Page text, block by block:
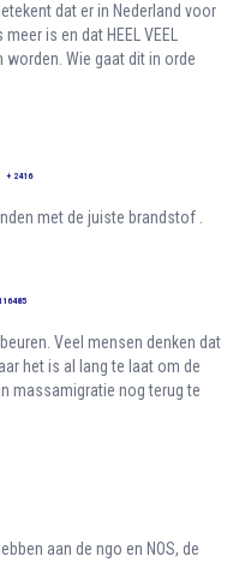
dat er in Nederland voor
meer is en dat HEEL VEEL
worden. Wie gaat dit in orde
+ 2416
met de juiste brandstof .
Veel mensen denken dat
het is al lang te laat om de
massamigratie nog terug te
aan de ngo en NOS, de